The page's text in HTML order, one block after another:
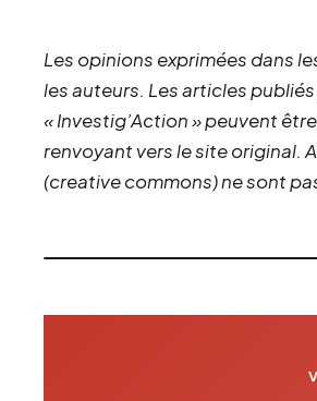
Les opinions exprimées dans
les auteurs. Les articles
« Investig’Action » peuvent
renvoyant vers le site original.
(creative commons) ne sont